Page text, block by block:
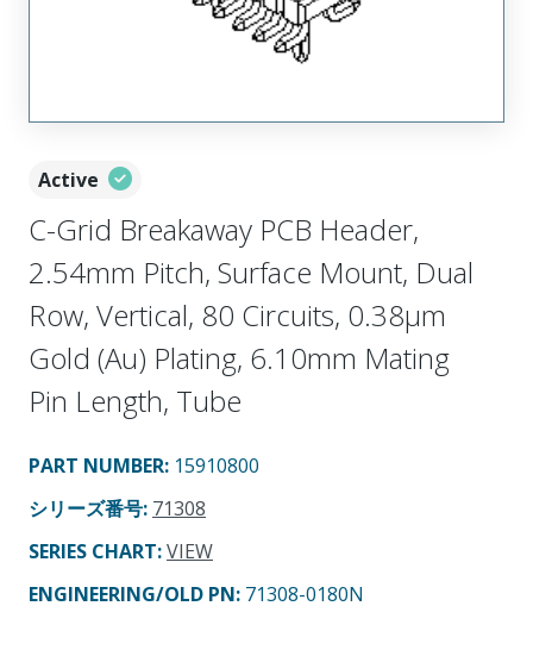
Active
C-Grid Breakaway PCB Header,
2.54mm Pitch, Surface Mount, Dual
Row, Vertical, 80 Circuits, 0.38µm
Gold (Au) Plating, 6.10mm Mating
Pin Length, Tube
PART NUMBER: 15910800
シリーズ番号: 71308
SERIES CHART:VIEW
ENGINEERING/OLD PN: 71308-0180N